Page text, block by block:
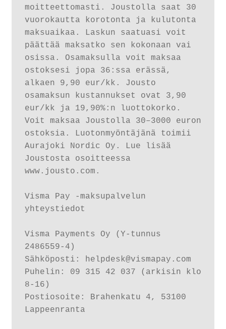
moitteettomasti. Joustolla saat 30
vuorokautta korotonta ja kulutonta
maksuaikaa. Laskun saatuasi voit
päättää maksatko sen kokonaan vai
osissa. Osamaksulla voit maksaa
ostoksesi jopa 36:ssa erässä,
alkaen 9,90 eur/kk. Jousto
osamaksun kustannukset ovat 3,90
eur/kk ja 19,90%:n luottokorko.
Voit maksaa Joustolla 30–3000 euron
ostoksia. Luotonmyöntäjänä toimii
Aurajoki Nordic Oy. Lue lisää
Joustosta osoitteessa
www.jousto.com.
Visma Pay -maksupalvelun
yhteystiedot
Visma Payments Oy (Y-tunnus
2486559-4)
Sähköposti: helpdesk@vismapay.com
Puhelin: 09 315 42 037 (arkisin klo
8-16)
Postiosoite: Brahenkatu 4, 53100
Lappeenranta